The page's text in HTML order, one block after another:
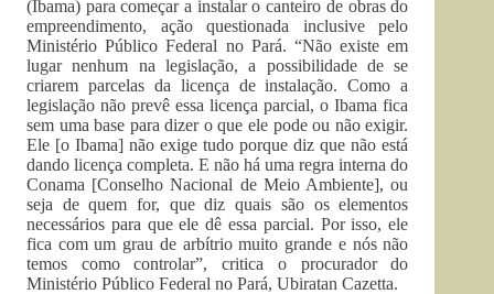
(Ibama) para começar a instalar o canteiro de obras do
empreendimento, ação questionada inclusive pelo
Ministério Público Federal no Pará. “Não existe em
lugar nenhum na legislação, a possibilidade de se
criarem parcelas da licença de instalação. Como a
legislação não prevê essa licença parcial, o Ibama fica
sem uma base para dizer o que ele pode ou não exigir.
Ele [o Ibama] não exige tudo porque diz que não está
dando licença completa. E não há uma regra interna do
Conama [Conselho Nacional de Meio Ambiente], ou
seja de quem for, que diz quais são os elementos
necessários para que ele dê essa parcial. Por isso, ele
fica com um grau de arbítrio muito grande e nós não
temos como controlar”, critica o procurador do
Ministério Público Federal no Pará, Ubiratan Cazetta.